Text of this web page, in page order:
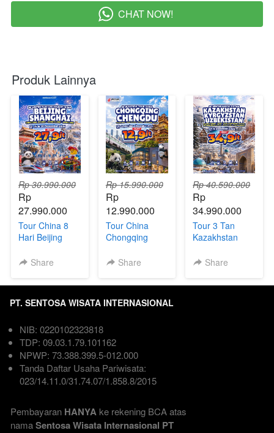
` CHAT NOW!
Produk Lainnya
Rp 30.990.000
Rp
27.990.000
Tour China 8
Hari Beijing
Universal
Disneyland &
Share
Rp 15.990.000
Rp
12.990.000
Tour China
Chongqing
| Direct Flight
Share
Rp 40.590.000
Rp
34.990.000
Tour 3 Tan
Kazakhstan
Kyrgyzstan 9
Share
PT. SENTOSA WISATA INTERNASIONAL
NIB: 0220102323818
TDP: 09.03.1.79.101162
NPWP: 73.388.399.5-012.000
Tanda Daftar Usaha Pariwisata:
023/14.11.0/31.74.07/1.858.8/2015
Pembayaran HANYA ke rekening BCA atas
nama Sentosa Wisata Internasional PT